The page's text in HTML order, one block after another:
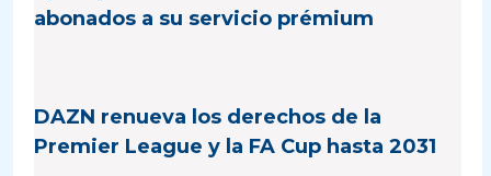
abonados a su servicio prémium
DAZN renueva los derechos de la
Premier League y la FA Cup hasta 2031